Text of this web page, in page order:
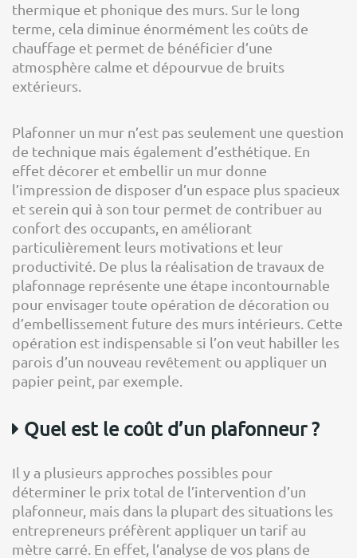
thermique et phonique des murs. Sur le long
terme, cela diminue énormément les coûts de
chauffage et permet de bénéficier d’une
atmosphère calme et dépourvue de bruits
extérieurs.
Plafonner un mur n’est pas seulement une question
de technique mais également d’esthétique. En
effet décorer et embellir un mur donne
l’impression de disposer d’un espace plus spacieux
et serein qui à son tour permet de contribuer au
confort des occupants, en améliorant
particulièrement leurs motivations et leur
productivité. De plus la réalisation de travaux de
plafonnage représente une étape incontournable
pour envisager toute opération de décoration ou
d’embellissement future des murs intérieurs. Cette
opération est indispensable si l’on veut habiller les
parois d’un nouveau revêtement ou appliquer un
papier peint, par exemple.
Quel est le coût d’un plafonneur ?
Il y a plusieurs approches possibles pour
déterminer le prix total de l’intervention d’un
plafonneur, mais dans la plupart des situations les
entrepreneurs préfèrent appliquer un tarif au
mètre carré. En effet, l’analyse de vos plans de